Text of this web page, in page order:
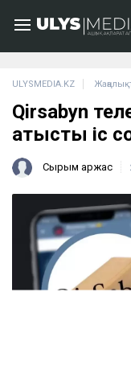
ULYSMEDIA.KZ
Qirsabyn
қатысты іс
Сырым Қаржас